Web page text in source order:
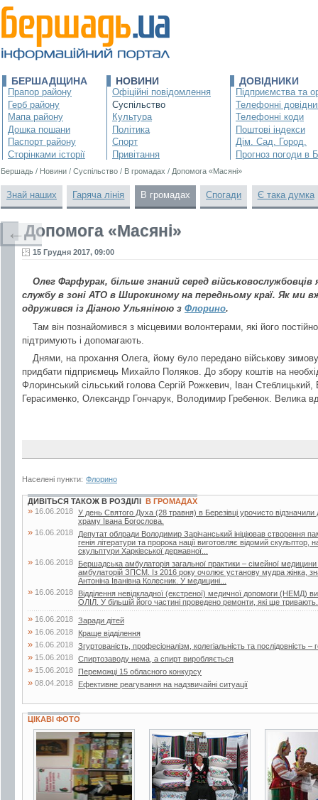
БЕРШАДЩИНА
Прапор району
Герб району
Мапа району
Дошка пошани
Паспорт району
Сторінками історії
НОВИНИ
Офіційні повідомлення
Суспільство
Культура
Політика
Спорт
Привітання
ДОВІДНИКИ
Підприємства та
Телефонні
Телефонні коди
Поштові індекси
Дім. Сад. Город.
Прогноз погоди в
Бершадь / Новини / Суспільство / В громадах / Допомога «Масяні»
Знай наших Гаряча лінія В громадах Спогади Є така думка
Допомога «Масяні»
15 Грудня 2017, 09:00
Олег Фарфурак, більше знаний серед
службу в зоні АТО в Широкиному на передньому краї. Як ми
одружився із Діаною Ульяніною з Флорино.
Там він познайомився з місцевими волонтерами, які його постійно
підтримують і допомагають.
Днями, на прохання Олега, йому було передано військову
придбати підприємець Михайло Поляков. До збору коштів на
Флоринський сільський голова Сергій Рожкевич, Іван
Герасименко, Олександр Гончарук, Володимир Гребенюк. Велика
Населені пункти: Флорино
←
ДИВІТЬСЯ ТАКОЖ В РОЗДІЛІ В ГРОМАДАХ
» 16.06.2018 У день Святого Духа (28 травня) в Березівці урочисто відзначили
храму Івана Богослова.
» 16.06.2018
Депутат облради Володимир Зарічанський ініціював створення
генія літератури та пророка нації виготовляє відомий
скульптури Харківської державної...
» 16.06.2018
Бершадська амбулаторія загальної практики – сімейної
амбулаторій ЗПСМ. Із 2016 року очолює установу мудра жінка,
Антоніна Іванівна Колесник. У медицині...
» 16.06.2018
Відділення невідкладної (екстреної) медичної допомоги (НЕМД)
ОЛІЛ. У більшій його частині проведено ремонти, які ще тривають.
» 16.06.2018 Заради дітей
» 16.06.2018 Краще відділення
» 16.06.2018 Згуртованість, професіоналізм, колегіальність та послідовність –
» 15.06.2018 Спиртозаводу нема, а спирт виробляється
» 15.06.2018 Переможці 15 обласного конкурсу
» 08.04.2018 Ефективне реагування на надзвичайні ситуації
ЦІКАВІ ФОТО
3 фото 14 фото 4 фото